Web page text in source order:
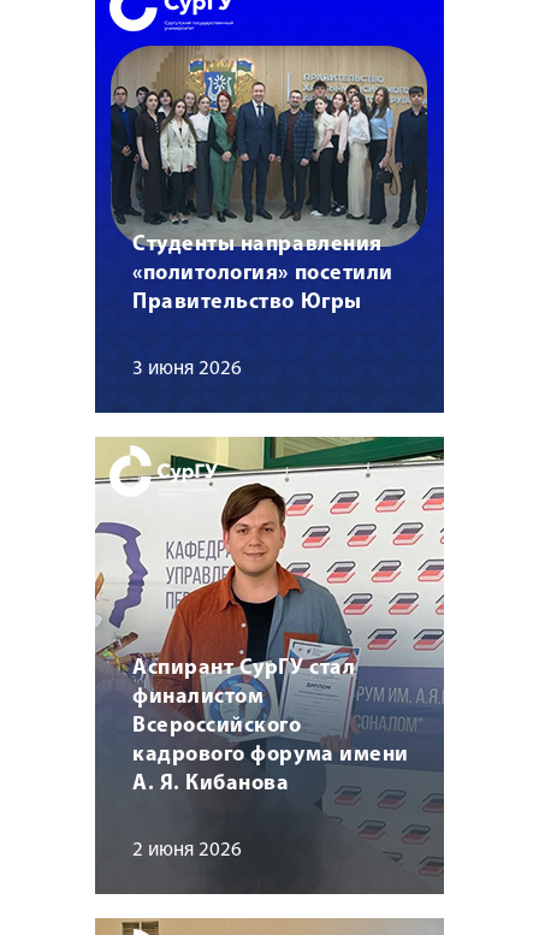
Студенты направления
«политология» посетили
Правительство Югры
3 июня 2026
Аспирант СурГУ стал
финалистом
Всероссийского
кадрового форума имени
А. Я. Кибанова
2 июня 2026